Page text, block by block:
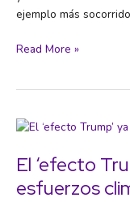
ejemplo más
DeepSeek
de
Read More »
El ‘efecto
esfuerzos